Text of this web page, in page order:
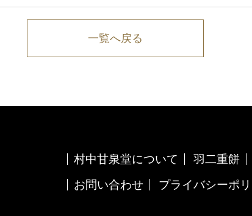
一覧へ戻る
村中甘泉堂について
羽二重餅
お問い合わせ
プライバシーポ